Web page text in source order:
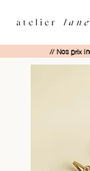
// Nos prix